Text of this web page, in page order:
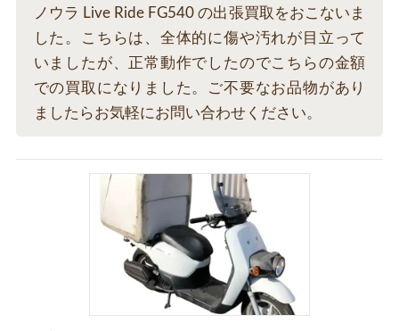
ノウラ Live Ride FG540 の出張買取をおこないま
した。こちらは、全体的に傷や汚れが目立って
いましたが、正常動作でしたのでこちらの金額
での買取になりました。ご不要なお品物があり
ましたらお気軽にお問い合わせください。